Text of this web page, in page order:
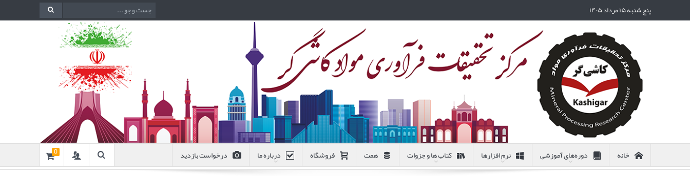
پنج شنبه ۱۵ مرداد ۱۴۰۵
خانه دوره‌های آموزشی نرم افزارها کتاب ها و جزوات همت فروشگاه درباره ما درخواست بازدید 0